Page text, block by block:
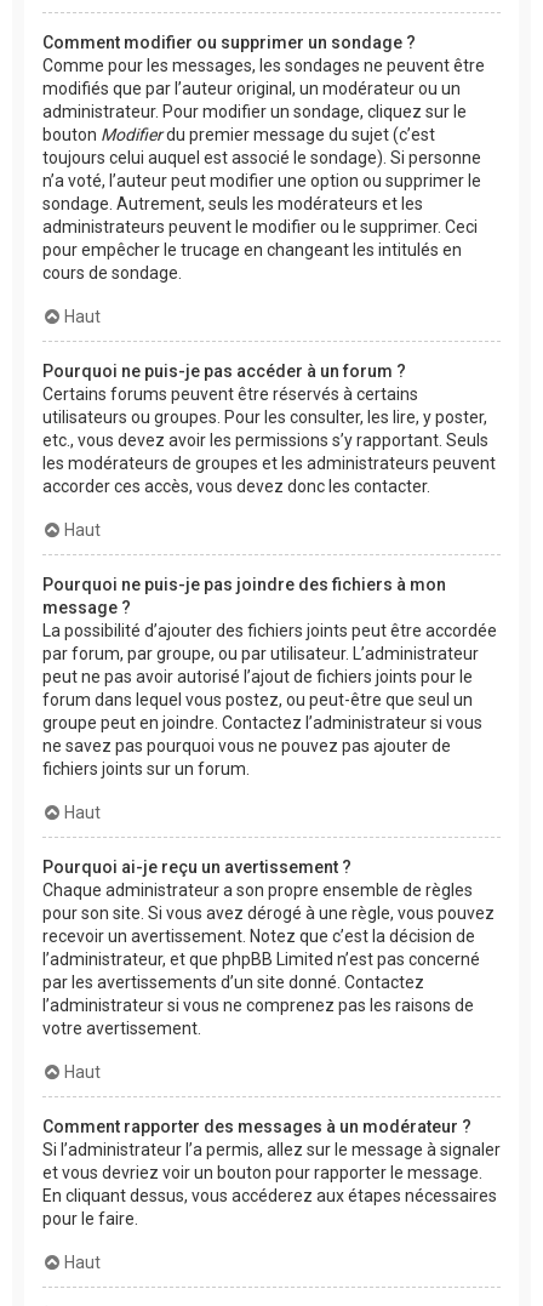
Comment modifier ou supprimer un sondage ?
Comme pour les messages, les sondages ne peuvent être
modifiés que par l’auteur original, un modérateur ou un
administrateur. Pour modifier un sondage, cliquez sur le
bouton Modifierdu premier message du sujet (c’est
toujours celui auquel est associé le sondage). Si personne
n’a voté, l’auteur peut modifier une option ou supprimer le
sondage. Autrement, seuls les modérateurs et les
administrateurs peuvent le modifier ou le supprimer. Ceci
pour empêcher le trucage en changeant les intitulés en
cours de sondage.
Haut
Pourquoi ne puis-je pas accéder à un forum ?
Certains forums peuvent être réservés à certains
utilisateurs ou groupes. Pour les consulter, les lire, y poster,
etc., vous devez avoir les permissions s’y rapportant. Seuls
les modérateurs de groupes et les administrateurs peuvent
accorder ces accès, vous devez donc les contacter.
Haut
Pourquoi ne puis-je pas joindre des fichiers à mon
message ?
La possibilité d’ajouter des fichiers joints peut être accordée
par forum, par groupe, ou par utilisateur. L’administrateur
peut ne pas avoir autorisé l’ajout de fichiers joints pour le
forum dans lequel vous postez, ou peut-être que seul un
groupe peut en joindre. Contactez l’administrateur si vous
ne savez pas pourquoi vous ne pouvez pas ajouter de
fichiers joints sur un forum.
Haut
Pourquoi ai-je reçu un avertissement ?
Chaque administrateur a son propre ensemble de règles
pour son site. Si vous avez dérogé à une règle, vous pouvez
recevoir un avertissement. Notez que c’est la décision de
l’administrateur, et que phpBB Limited n’est pas concerné
par les avertissements d’un site donné. Contactez
l’administrateur si vous ne comprenez pas les raisons de
votre avertissement.
Haut
Comment rapporter des messages à un modérateur ?
Si l’administrateur l’a permis, allez sur le message à signaler
et vous devriez voir un bouton pour rapporter le message.
En cliquant dessus, vous accéderez aux étapes nécessaires
pour le faire.
Haut